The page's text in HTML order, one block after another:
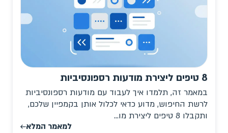
8 טיפים ליצירת מודעות רספונסיביות
במאמר זה, תלמדו איך לעבוד עם מודעות רספונסיביות
לרשת החיפוש, מדוע כדאי לכלול אותן בקמפיין שלכם,
ותקבלו 8 טיפים ליצירת מו...
למאמר המלא